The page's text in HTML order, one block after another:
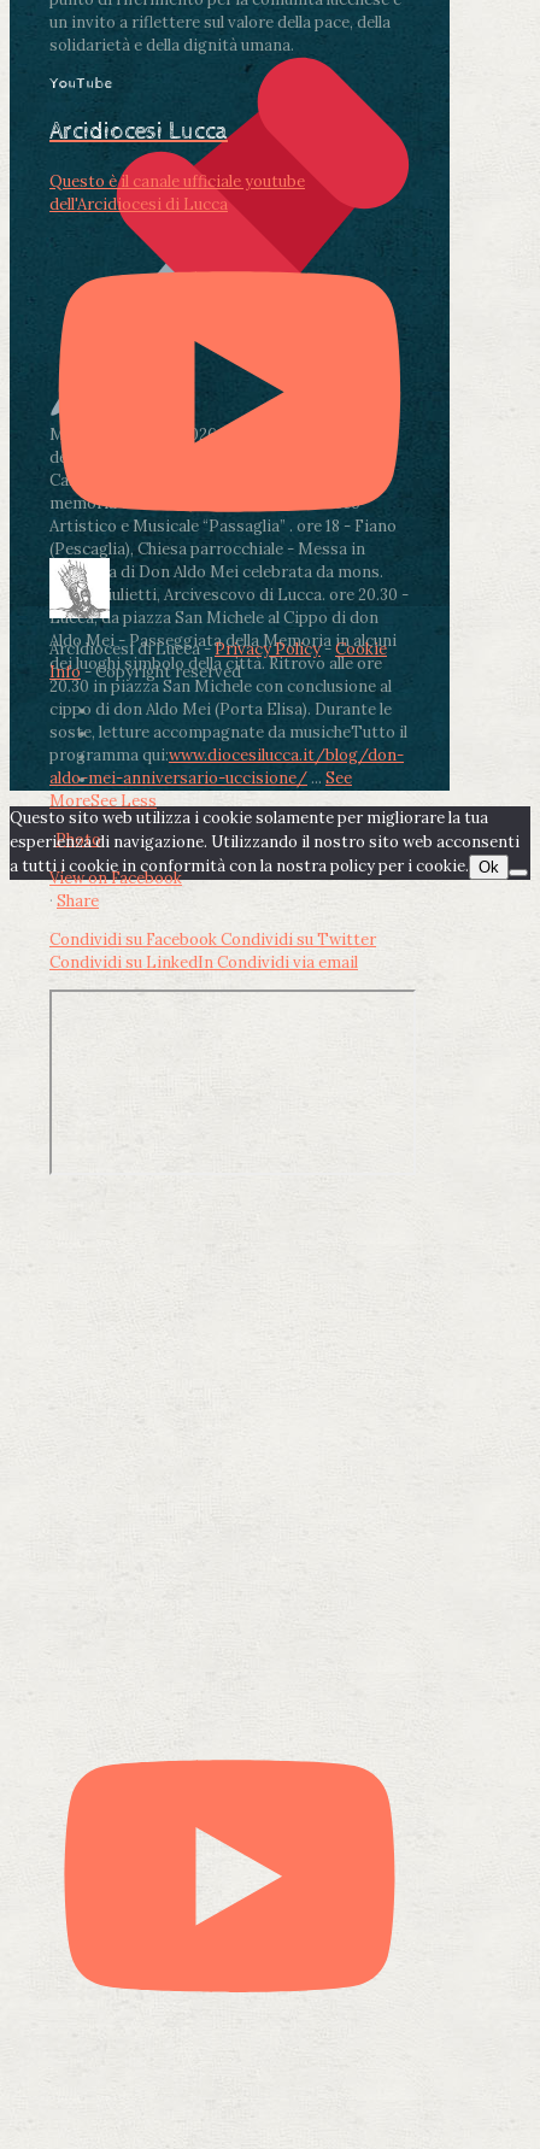
un invito a riflettere sul valore della pace, della
solidarietà e della dignità umana.
Martedì 4 agosto2026ore 11:30 - Lucca, Scuola
dell’Infanzia don Aldo Mei - Viale Castruccio
Castracani 435 - Inaugurazione murales in
memoria di don Aldo Mei curato dal Liceo
Artistico e Musicale “Passaglia” . ore 18 - Fiano
(Pescaglia), Chiesa parrocchiale - Messa in
memoria di Don Aldo Mei celebrata da mons.
Paolo Giulietti, Arcivescovo di Lucca. ore 20.30 -
Lucca, da piazza San Michele al Cippo di don
Aldo Mei - Passeggiata della Memoria in alcuni
dei luoghi simbolo della città. Ritrovo alle ore
20.30 in piazza San Michele con conclusione al
cippo di don Aldo Mei (Porta Elisa). Durante le
soste, letture accompagnate da musicheTutto il
programma qui:www.diocesilucca.it/blog/don-
aldo-mei-anniversario-uccisione/ ... See
MoreSee Less
Photo
View on Facebook
· Share
Condividi su FacebookCondividi su Twitter
Condividi su LinkedInCondividi via email
YouTube
Arcidiocesi Lucca
Questo è il canale ufficiale youtube
dell'Arcidiocesi di Lucca
Arcidiocesi di Lucca -Privacy Policy-Cookie
Info- Copyright reserved
Questo sito web utilizza i cookie solamente per migliorare la tua
esperienza di navigazione. Utilizzando il nostro sito web acconsenti
a tutti i cookie in conformità con la nostra policy per i cookie. Ok